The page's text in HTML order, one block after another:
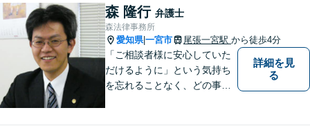
ることを心がけています。
森 隆行 弁護士
森法律事務所
愛知県|一宮市 尾張一宮駅 から徒歩4分
「ご相談者様に安心していた
だけるように」という気持ち
を忘れることなく、どの事件
詳細を見
る